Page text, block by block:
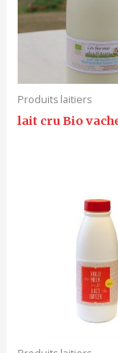
Produits laitiers
lait cru Bio